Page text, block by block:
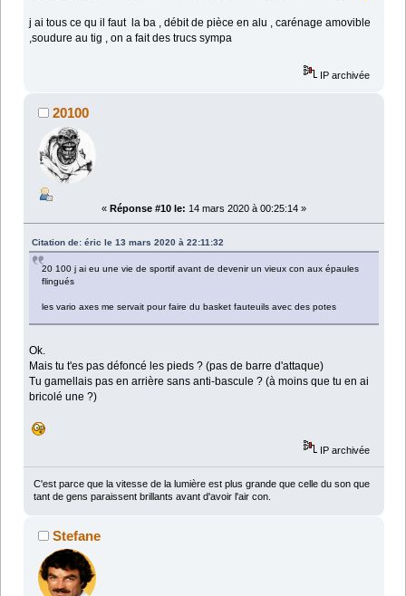
j ai tous ce qu il faut la ba , débit de pièce en alu , carénage amovible
,soudure au tig , on a fait des trucs sympa
IP archivée
20100
« Réponse #10 le: 14 mars 2020 à 00:25:14 »
Citation de: éric le 13 mars 2020 à 22:11:32
20 100 j ai eu une vie de sportif avant de devenir un vieux con aux épaules
flingués
les vario axes me servait pour faire du basket fauteuils avec des potes
Ok.
Mais tu t'es pas défoncé les pieds ? (pas de barre d'attaque)
Tu gamellais pas en arrière sans anti-bascule ? (à moins que tu en ai
bricolé une ?)
IP archivée
C'est parce que la vitesse de la lumière est plus grande que celle du son que
tant de gens paraissent brillants avant d'avoir l'air con.
Stefane